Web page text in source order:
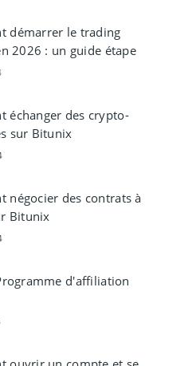
démarrer le trading
2026 : un guide étape
pour les débutants
échanger des crypto-
sur Bitunix
négocier des contrats à
Bitunix
d'affiliation